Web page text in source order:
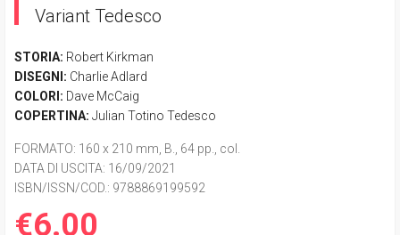
Variant Tedesco
STORIA: Robert Kirkman
DISEGNI: Charlie Adlard
COLORI: Dave McCaig
COPERTINA: Julian Totino Tedesco
FORMATO: 160 x 210 mm, B., 64 pp., col.
DATA DI USCITA: 16/09/2021
ISBN/ISSN/COD.: 9788869199592
€6.00